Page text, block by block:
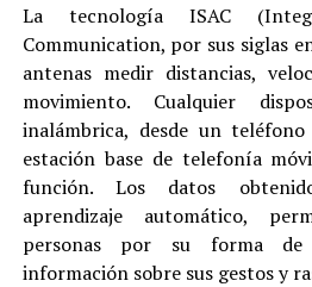
La tecnología ISAC
Communication, por sus siglas
antenas medir distancias,
movimiento. Cualquier
inalámbrica, desde un
estación base de telefonía
función. Los datos
aprendizaje automático,
personas por su forma
información sobre sus gestos y